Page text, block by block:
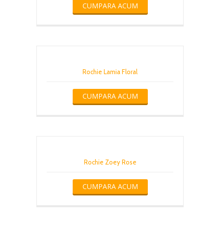
CUMPARA ACUM
Rochie Lamia Floral
CUMPARA ACUM
Rochie Zoey Rose
CUMPARA ACUM